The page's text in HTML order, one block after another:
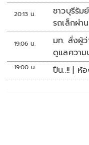
20:13 น.
ชาวบุรีรัม
รถเล็กผ่า
19:06 น.
มท. สั่งผู้ว่
ดูแลควา
19:00 น. ปืน..!! | ห้